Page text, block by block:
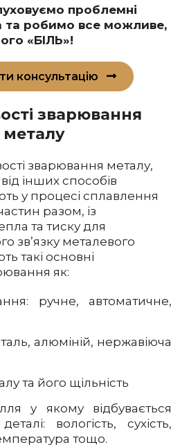
проблемні
та робимо все можливе,
«БІЛЬ»!
консультацію
зварювання
металу
зварювання металу,
від інших способів
у процесі сплавлення
разом, із
та тиску для
зв’язку металевого
такі основні
як:
ручне, автоматичне,
алюміній, нержавіюча
та його щільність
у якому відбувається
вологість, сухість,
тощо.